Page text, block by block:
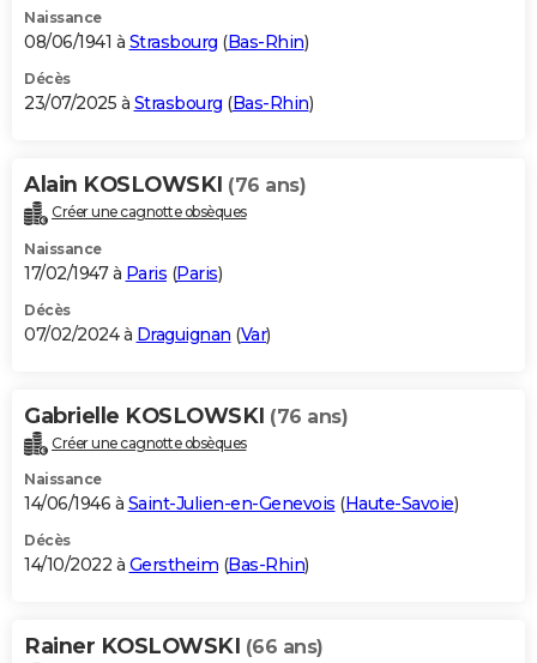
Naissance
08/06/1941 à Strasbourg (Bas-Rhin)
Décès
23/07/2025 à Strasbourg (Bas-Rhin)
Alain KOSLOWSKI (76 ans)
Créer une cagnotte obsèques
Naissance
17/02/1947 à Paris (Paris)
Décès
07/02/2024 à Draguignan (Var)
Gabrielle KOSLOWSKI (76 ans)
Créer une cagnotte obsèques
Naissance
14/06/1946 à Saint-Julien-en-Genevois (Haute-Savoie)
Décès
14/10/2022 à Gerstheim (Bas-Rhin)
Rainer KOSLOWSKI (66 ans)